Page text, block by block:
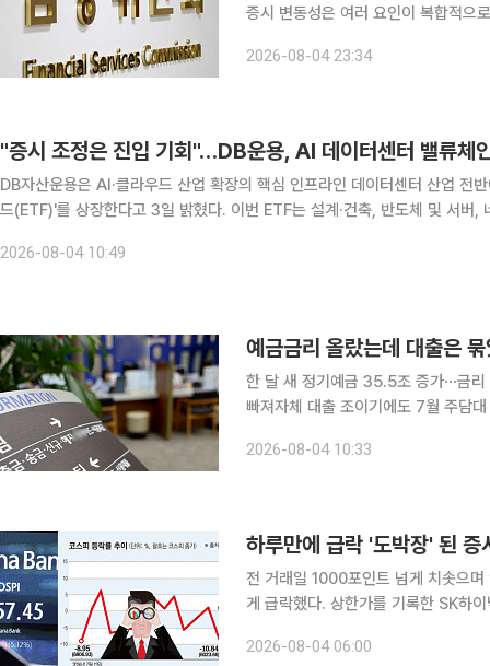
증시 변동성은 여러 요인이 복합적으
자료를 내고 “한국이 글로벌 인공지
2026-08-04 23:34
"증시 조정은 진입 기회"…DB운용, AI 데이터센터 밸류체
DB자산운용은 AI·클라우드 산업 확장의 핵심 인프라인 데이터센터 산업 전
드(ETF)'를 상장한다고 3일 밝혔다. 이번 ETF는 설계·건축, 반도체 및 서버, 네트워크, 에너지, 전력인프라, 냉각시스템, 운영에 이르는 국
2026-08-04 10:49
예금금리 올랐는데 대출은
한 달 새 정기예금 35.5조 증가⋯금리
빠져자체 대출 조이기에도 7월 주담대 2.8조 급증 시차 착
지 않는 요구불예금은 빠져나가는 반
2026-08-04 10:33
하루만에 급락 '도박장' 된
전 거래일 1000포인트 넘게 치솟으
게 급락했다. 상한가를 기록한 SK하
한국거래소에 따르면 전날 코스피 지
2026-08-04 06:00